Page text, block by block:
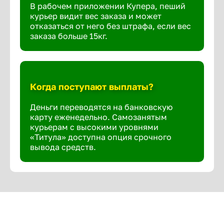
В рабочем приложении Купера, пеший
курьер видит вес заказа и может
отказаться от него без штрафа, если вес
заказа больше 15кг.
Когда поступают выплаты?
Деньги переводятся на банковскую
карту еженедельно. Самозанятым
курьерам с высокими уровнями
«Титула» доступна опция срочного
вывода средств.